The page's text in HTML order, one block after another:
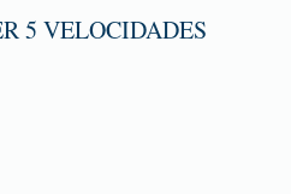
5 VELOCIDADES